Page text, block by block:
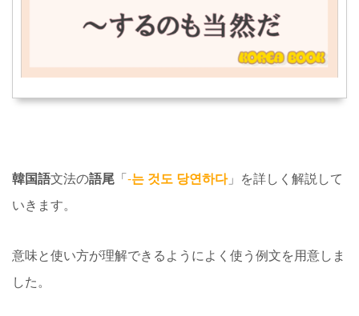
韓国語文法の語尾 「-는 것도 당연하다」を詳しく解説して
いきます。
意味と使い方が理解できるようによく使う例文を用意しま
した。